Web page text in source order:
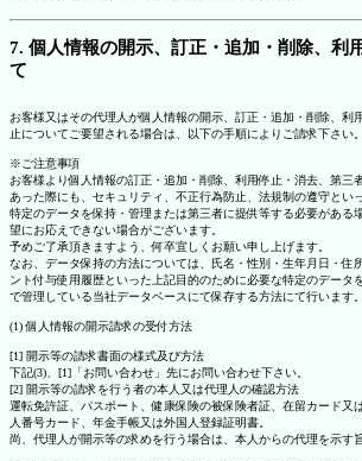
7. 個人情報の開示、訂正・追加・削除、利
て
お客様又はその代理人が個人情報の開示、訂正・追加・削除、利
止についてご要望される場合は、以下の手順によりご請求下さい。
※ご注意事項
お客様より個人情報の訂正・追加・削除、利用停止・消去、第三
あった際にも、セキュリティ、不正行為防止、法規制の遵守とい
特定のデータを保持・管理または第三者に提供等する必要がある
望にお応えできない場合がございます。
予めご了承頂きますよう、何卒宜しくお願い申し上げます。
なお、データ保持の方法については、氏名・性別・生年月日・住
ント付与使用履歴といった上記目的のために必要な特定のデータ
で管理している当社データベースにて保存する方法にて行います。
(1) 個人情報の開示請求の受付方法
[1] 開示等の請求書面の様式及び方法
下記(3)、[1]「お問い合わせ」先にお問い合わせ下さい。
[2] 開示等の請求を行う者の本人又は代理人の確認方法
運転免許証、パスポート、健康保険の被保険者証、在留カード又
人番号カード、年金手帳又は外国人登録証明書。
尚、代理人が開示等の求めを行う場合は、本人からの代理を示す